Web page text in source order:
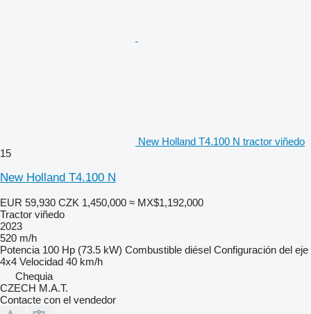
New Holland T4.100 N tractor viñedo
15
New Holland T4.100 N
EUR 59,930 CZK 1,450,000 ≈ MX$1,192,000
Tractor viñedo
2023
520 m/h
Potencia 100 Hp (73.5 kW) Combustible diésel Configuración del eje
4x4 Velocidad 40 km/h
Chequia
CZECH M.A.T.
Contacte con el vendedor